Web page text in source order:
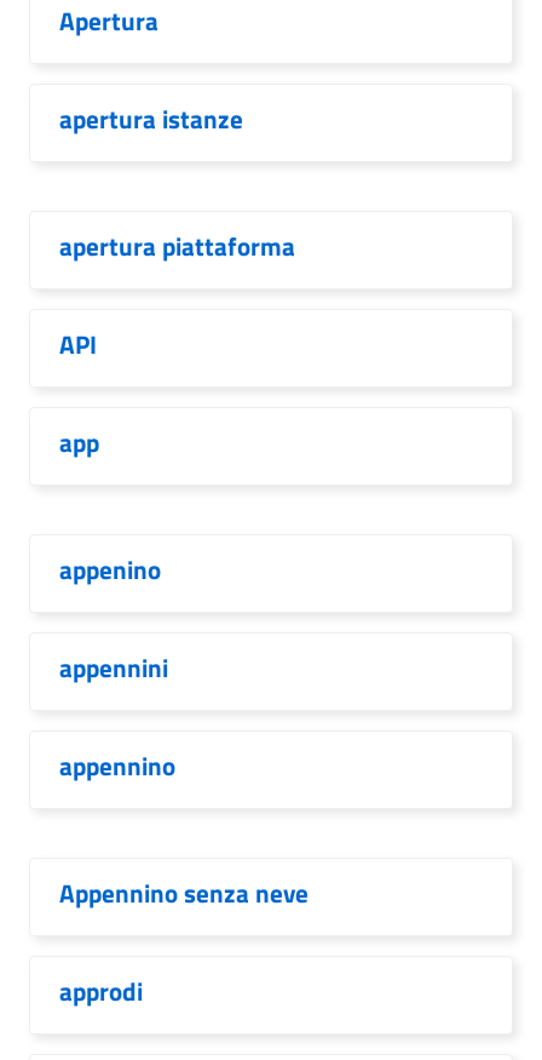
Apertura
apertura istanze
apertura piattaforma
API
app
appenino
appennini
appennino
Appennino senza neve
approdi